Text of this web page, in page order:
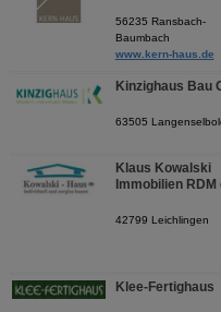
56235 Ransbach-
Baumbach
www.kern-haus.de
Kinzighaus Bau
63505
Klaus Kowalski
Immobilien RDM
42799 Leichlingen
Klee-Fertighaus